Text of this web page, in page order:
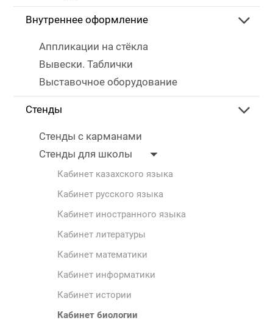
Внутреннее оформление
Аппликации на стёкла
Вывески. Таблички
Выставочное оборудование
Стенды
Стенды с карманами
Стенды для школы
Кабинет казахского языка
Кабинет русского языка
Кабинет иностранного языка
Кабинет литературы
Кабинет математики
Кабинет информатики
Кабинет истории
Кабинет биологии